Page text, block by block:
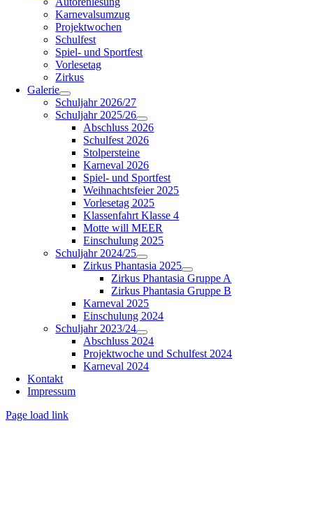
Karnevalsumzug
Projektwochen
Schulfest
Spiel- und Sportfest
Vorlesetag
Zirkus
Galerie
Schuljahr 2026/27
Schuljahr 2025/26
Abschluss 2026
Schulfest 2026
Stolpersteine
Karneval 2026
Spiel- und Sportfest
Weihnachtsfeier 2025
Vorlesetag 2025
Klassenfahrt Klasse 4
Motte will MEER
Einschulung 2025
Schuljahr 2024/25
Zirkus Phantasia 2025
Zirkus Phantasia Gruppe A
Zirkus Phantasia Gruppe B
Karneval 2025
Einschulung 2024
Schuljahr 2023/24
Abschluss 2024
Projektwoche und Schulfest 2024
Karneval 2024
Kontakt
Impressum
Page load link